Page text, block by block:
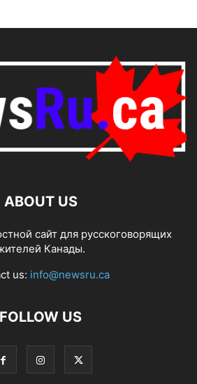
ABOUT US
сайт для русскоговорящих
Канады.
us: info@newsru.ca
FOLLOW US